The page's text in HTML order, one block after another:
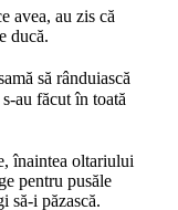
avea, au zis că
ducă.
să rânduiască
au făcut în toată
înaintea oltariului
pentru pusăle
să-i păzască.